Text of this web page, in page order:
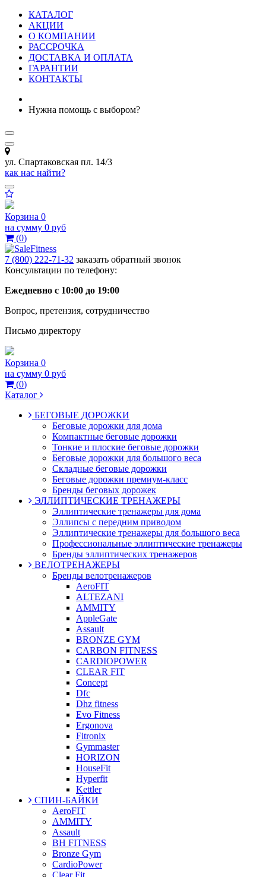
КАТАЛОГ
АКЦИИ
О КОМПАНИИ
РАССРОЧКА
ДОСТАВКА И ОПЛАТА
ГАРАНТИИ
КОНТАКТЫ
Нужна помощь с выбором?
ул. Спартаковская пл. 14/3
как нас найти?
Корзина 0
на сумму 0 руб
(0)
7 (800) 222-71-32 заказать обратный звонок
Консультации по телефону:
Ежедневно с 10:00 до 19:00
Вопрос, претензия, сотрудничество
Письмо директору
Корзина 0
на сумму 0 руб
(0)
Каталог
БЕГОВЫЕ ДОРОЖКИ
Беговые дорожки для дома
Компактные беговые дорожки
Тонкие и плоские беговые дорожки
Беговые дорожки для большого веса
Складные беговые дорожки
Беговые дорожки премиум-класс
Бренды беговых дорожек
ЭЛЛИПТИЧЕСКИЕ ТРЕНАЖЕРЫ
Эллиптические тренажеры для дома
Эллипсы с передним приводом
Эллиптические тренажеры для большого веса
Профессиональные эллиптические тренажеры
Бренды эллиптических тренажеров
ВЕЛОТРЕНАЖЕРЫ
Бренды велотренажеров
AeroFIT
ALTEZANI
AMMITY
AppleGate
Assault
BRONZE GYM
CARBON FITNESS
CARDIOPOWER
CLEAR FIT
Concept
Dfc
Dhz fitness
Evo Fitness
Ergonova
Fitronix
Gymmaster
HORIZON
HouseFit
Hyperfit
Kettler
СПИН-БАЙКИ
AeroFIT
AMMITY
Assault
BH FITNESS
Bronze Gym
CardioPower
Clear Fit